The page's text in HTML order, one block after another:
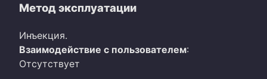
Метод эксплуатации
Инъекция.
Взаимодействие с пользователем:
Отсутствует